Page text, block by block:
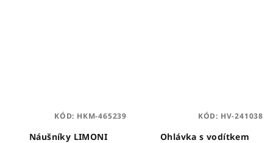
Náušníky LIMONI
KÓD: HKM-465239
Ohlávka s vodítkem
KÓD: HV-241038